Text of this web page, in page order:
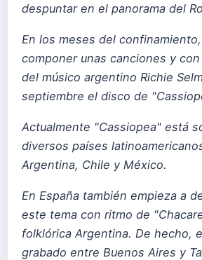
despuntar en el panorama del
En los meses del
componer unas canciones y
del músico argentino Richie
septiembre el disco de
Actualmente "Cassiopea" está
diversos países
Argentina, Chile y México.
En España también empieza a
este tema con ritmo de
folklórica Argentina. De hecho,
grabado entre Buenos Aires y